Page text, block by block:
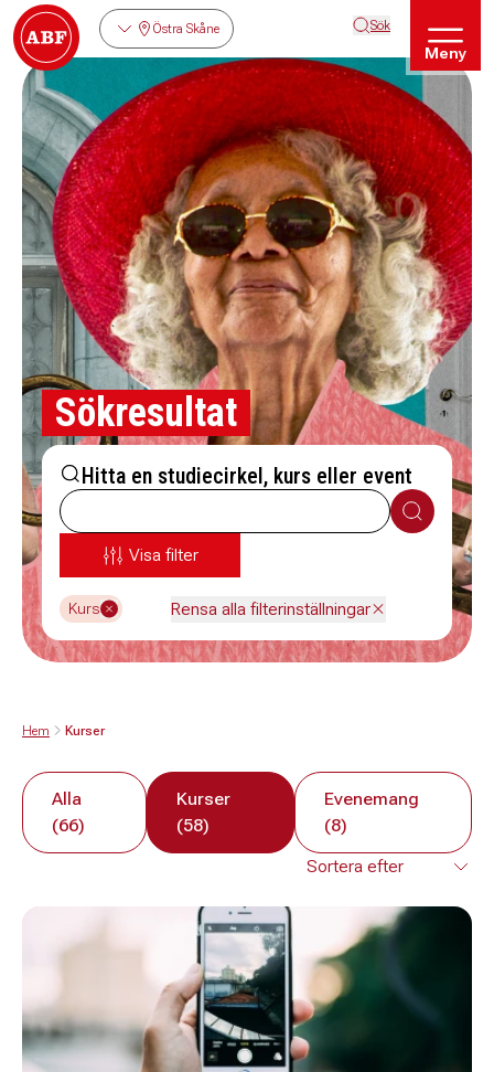
Östra Skåne Sök
Meny
Sökresultat
Hitta en studiecirkel, kurs eller event
Sök
Visa filter
Kurs Rensa alla filterinställningar
Hem Kurser
Alla
(66)
Kurser
(58)
Evenemang
(8)